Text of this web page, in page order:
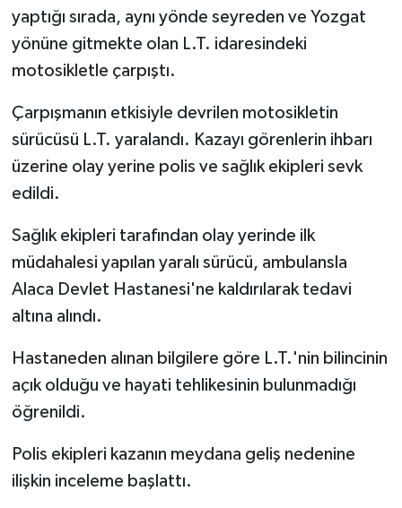
yaptığı sırada, aynı yönde seyreden ve Yozgat
yönüne gitmekte olan L.T. idaresindeki
motosikletle çarpıştı.
Çarpışmanın etkisiyle devrilen motosikletin
sürücüsü L.T. yaralandı. Kazayı görenlerin ihbarı
üzerine olay yerine polis ve sağlık ekipleri sevk
edildi.
Sağlık ekipleri tarafından olay yerinde ilk
müdahalesi yapılan yaralı sürücü, ambulansla
Alaca Devlet Hastanesi'ne kaldırılarak tedavi
altına alındı.
Hastaneden alınan bilgilere göre L.T.'nin bilincinin
açık olduğu ve hayati tehlikesinin bulunmadığı
öğrenildi.
Polis ekipleri kazanın meydana geliş nedenine
ilişkin inceleme başlattı.